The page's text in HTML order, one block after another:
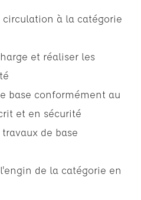
circulation à la catégorie
et réaliser les
base conformément au
et en sécurité
de base
de la catégorie en